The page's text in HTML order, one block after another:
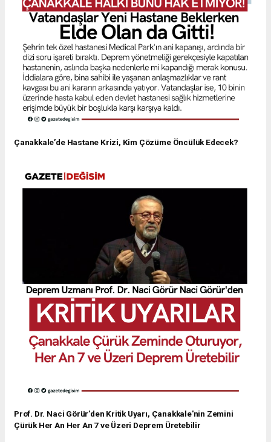
Çanakkale’de Hastane Krizi, Kim Çözüme Öncülük Edecek?
Prof. Dr. Naci Görür’den Kritik Uyarı, Çanakkale'nin Zemini
Çürük Her An Her An 7 ve Üzeri Deprem Üretebilir